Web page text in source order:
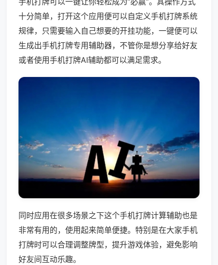
十分简单，打开这个应用便可以自定义手机打牌系统
规律，只需要输入自己想要的开挂功能，一键便可以
生成出手机打牌专用辅助器，不管你是想分享给好友
或者使用手机打牌AI辅助都可以满足需求。
同时应用在很多场景之下这个手机打牌计算辅助也是
非常有用的，使用起来简单便捷。特别是在大家手机
打牌时可以合理调整牌型，提升游戏体验，避免影响
好友间互动乐趣。